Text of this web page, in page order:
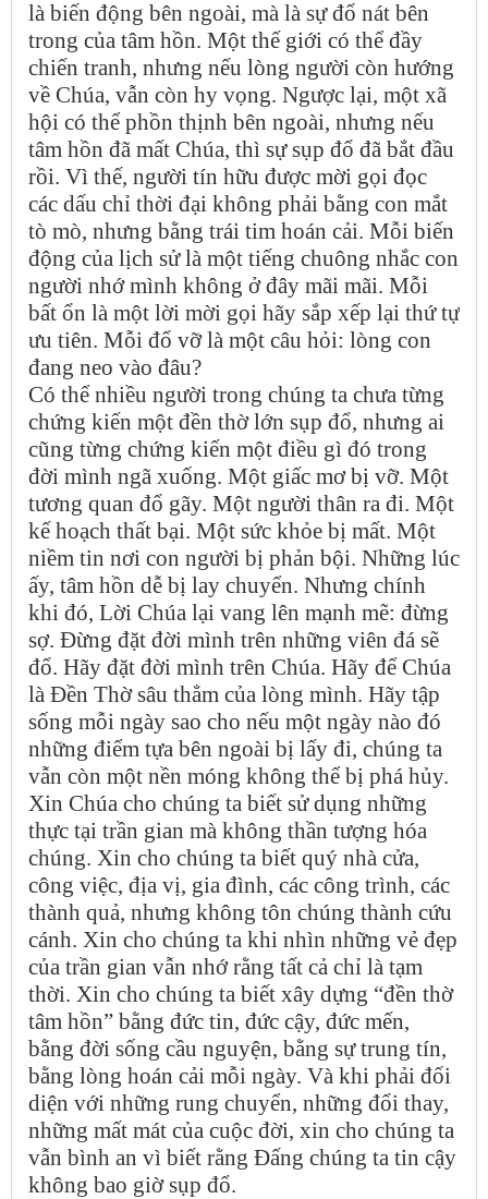
là biến động bên ngoài, mà là sự đổ nát bên
trong của tâm hồn. Một thế giới có thể đầy
chiến tranh, nhưng nếu lòng người còn hướng
về Chúa, vẫn còn hy vọng. Ngược lại, một xã
hội có thể phồn thịnh bên ngoài, nhưng nếu
tâm hồn đã mất Chúa, thì sự sụp đổ đã bắt đầu
rồi. Vì thế, người tín hữu được mời gọi đọc
các dấu chỉ thời đại không phải bằng con mắt
tò mò, nhưng bằng trái tim hoán cải. Mỗi biến
động của lịch sử là một tiếng chuông nhắc con
người nhớ mình không ở đây mãi mãi. Mỗi
bất ổn là một lời mời gọi hãy sắp xếp lại thứ tự
ưu tiên. Mỗi đổ vỡ là một câu hỏi: lòng con
đang neo vào đâu?
Có thể nhiều người trong chúng ta chưa từng
chứng kiến một đền thờ lớn sụp đổ, nhưng ai
cũng từng chứng kiến một điều gì đó trong
đời mình ngã xuống. Một giấc mơ bị vỡ. Một
tương quan đổ gãy. Một người thân ra đi. Một
kế hoạch thất bại. Một sức khỏe bị mất. Một
niềm tin nơi con người bị phản bội. Những lúc
ấy, tâm hồn dễ bị lay chuyển. Nhưng chính
khi đó, Lời Chúa lại vang lên mạnh mẽ: đừng
sợ. Đừng đặt đời mình trên những viên đá sẽ
đổ. Hãy đặt đời mình trên Chúa. Hãy để Chúa
là Đền Thờ sâu thẳm của lòng mình. Hãy tập
sống mỗi ngày sao cho nếu một ngày nào đó
những điểm tựa bên ngoài bị lấy đi, chúng ta
vẫn còn một nền móng không thể bị phá hủy.
Xin Chúa cho chúng ta biết sử dụng những
thực tại trần gian mà không thần tượng hóa
chúng. Xin cho chúng ta biết quý nhà cửa,
công việc, địa vị, gia đình, các công trình, các
thành quả, nhưng không tôn chúng thành cứu
cánh. Xin cho chúng ta khi nhìn những vẻ đẹp
của trần gian vẫn nhớ rằng tất cả chỉ là tạm
thời. Xin cho chúng ta biết xây dựng “đền thờ
tâm hồn” bằng đức tin, đức cậy, đức mến,
bằng đời sống cầu nguyện, bằng sự trung tín,
bằng lòng hoán cải mỗi ngày. Và khi phải đối
diện với những rung chuyển, những đổi thay,
những mất mát của cuộc đời, xin cho chúng ta
vẫn bình an vì biết rằng Đấng chúng ta tin cậy
không bao giờ sụp đổ.